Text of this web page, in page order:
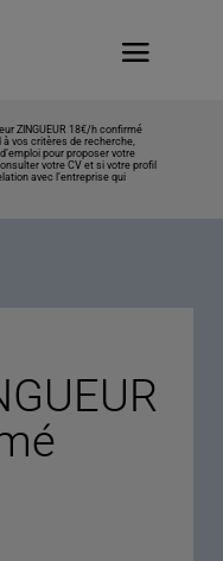
ZINGUEUR 18€/h confirmé
vos critères de recherche,
pour proposer votre
votre CV et si votre profil
avec l’entreprise qui